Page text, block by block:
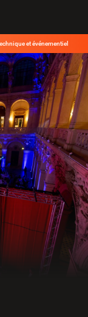
et événementiel